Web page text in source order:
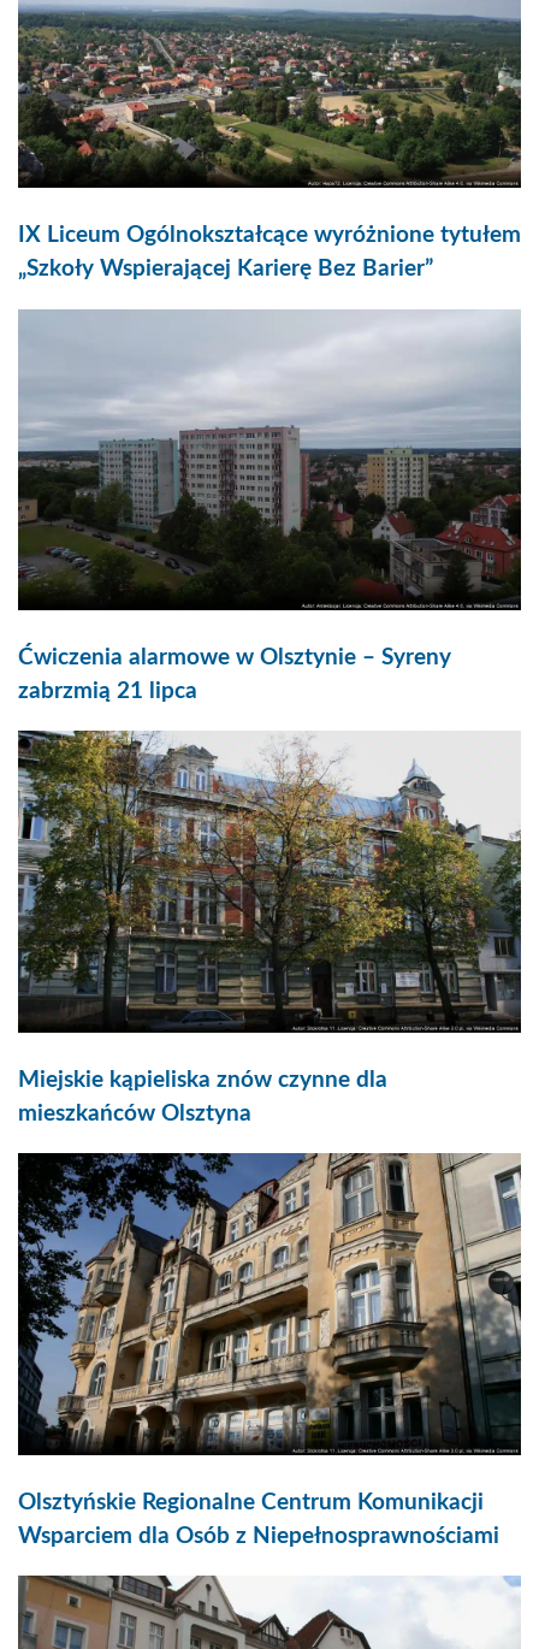
IX Liceum Ogólnokształcące wyróżnione tytułem
„Szkoły Wspierającej Karierę Bez Barier”
Ćwiczenia alarmowe w Olsztynie – Syreny
zabrzmią 21 lipca
Miejskie kąpieliska znów czynne dla
mieszkańców Olsztyna
Olsztyńskie Regionalne Centrum Komunikacji
Wsparciem dla Osób z Niepełnosprawnościami